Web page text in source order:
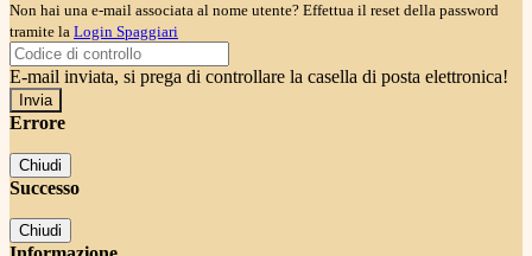
Non hai una e-mail associata al nome utente? Effettua il reset della password
tramite la Login Spaggiari
E-mail inviata, si prega di controllare la casella di posta elettronica!
Errore
Chiudi
Successo
Chiudi